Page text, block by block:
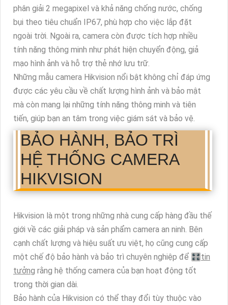
phân giải 2 megapixel và khả năng chống nước, chống
bụi theo tiêu chuẩn IP67, phù hợp cho việc lắp đặt
ngoài trời. Ngoài ra, camera còn được tích hợp nhiều
tính năng thông minh như phát hiện chuyển động, giả
mạo hình ảnh và hỗ trợ thẻ nhớ lưu trữ.
Những mẫu camera Hikvision nổi bật không chỉ đáp ứng
được các yêu cầu về chất lượng hình ảnh và bảo mật
mà còn mang lại những tính năng thông minh và tiên
tiến, giúp bạn an tâm trong việc giám sát và bảo vệ.
BẢO HÀNH, BẢO TRÌ
HỆ THỐNG CAMERA
HIKVISION
Hikvision là một trong những nhà cung cấp hàng đầu thế
giới về các giải pháp và sản phẩm camera an ninh. Bên
cạnh chất lượng và hiệu suất ưu việt, họ cũng cung cấp
một chế độ bảo hành và bảo trì chuyên nghiệp để 🎛tin
tưởng rằng hệ thống camera của bạn hoạt động tốt
trong thời gian dài.
Bảo hành của Hikvision có thể thay đổi tùy thuộc vào